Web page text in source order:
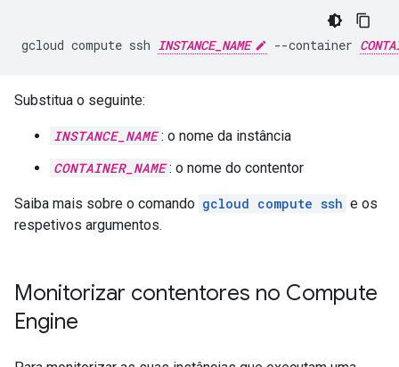
gcloud compute ssh INSTANCE_NAME --container
Substitua o seguinte:
INSTANCE_NAME : o nome da instância
CONTAINER_NAME : o nome do contentor
Saiba mais sobre o comando gcloud compute ssh e os
respetivos argumentos.
Monitorizar contentores no Compute
Engine